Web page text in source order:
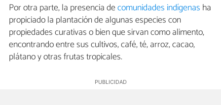
Por otra parte, la presencia decomunidades indígenas ha
propiciado la plantación de algunas especies con
propiedades curativas o bien que sirvan como alimento,
encontrando entre sus cultivos, café, té, arroz, cacao,
plátano y otras frutas tropicales.